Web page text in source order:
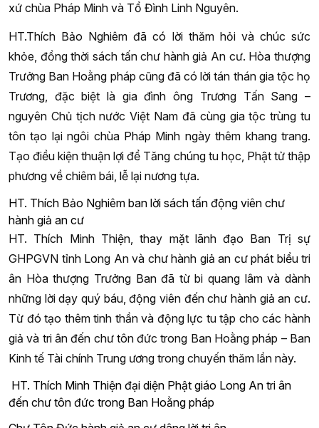
xứ chùa Pháp Minh và Tổ Đình Linh Nguyên.
HT.Thích Bảo Nghiêm đã có lời thăm hỏi và chúc sức
khỏe, đồng thời sách tấn chư hành giả An cư. Hòa thượng
Trưởng Ban Hoằng pháp cũng đã có lời tán thán gia tộc họ
Trương, đặc biệt là gia đình ông Trương Tấn Sang –
nguyên Chủ tịch nước Việt Nam đã cùng gia tộc trùng tu
tôn tạo lại ngôi chùa Pháp Minh ngày thêm khang trang.
Tạo điều kiện thuận lợi để Tăng chúng tu học, Phật tử thập
phương về chiêm bái, lễ lại nương tựa.
HT. Thích Bảo Nghiêm ban lời sách tấn động viên chư
hành giả an cư
HT. Thích Minh Thiện, thay mặt lãnh đạo Ban Trị sự
GHPGVN tỉnh Long An và chư hành giả an cư phát biểu tri
ân Hòa thượng Trưởng Ban đã từ bi quang lâm và dành
những lời dạy quý báu, động viên đến chư hành giả an cư.
Từ đó tạo thêm tinh thần và động lực tu tập cho các hành
giả và tri ân đến chư tôn đức trong Ban Hoằng pháp – Ban
Kinh tế Tài chính Trung ương trong chuyến thăm lần này.
HT. Thích Minh Thiện đại diện Phật giáo Long An tri ân
đến chư tôn đức trong Ban Hoằng pháp